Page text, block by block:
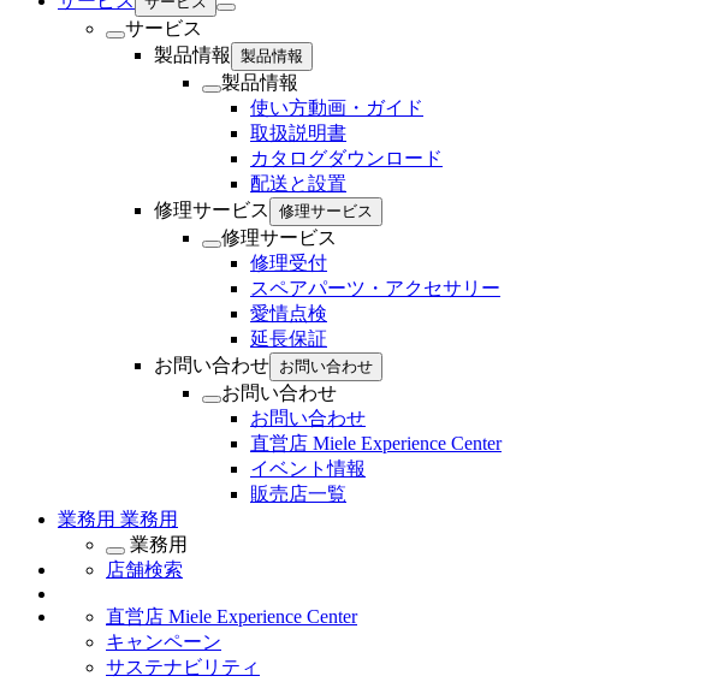
サービス
製品情報
製品情報
製品情報
使い方動画・ガイド
取扱説明書
カタログダウンロード
配送と設置
修理サービス
修理サービス
修理サービス
修理受付
スペアパーツ・アクセサリー
愛情点検
延長保証
お問い合わせ お問い合わせ
お問い合わせ
お問い合わせ
直営店 Miele Experience Center
イベント情報
販売店一覧
業務用 業務用
業務用
店舗検索
直営店 Miele Experience Center
キャンペーン
サステナビリティ